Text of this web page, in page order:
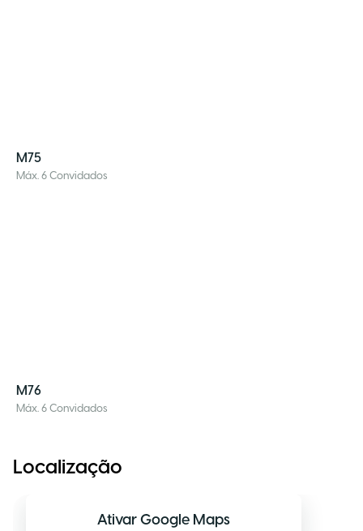
M75
Máx. 6 Convidados
M76
Máx. 6 Convidados
Localização
Ativar Google Maps